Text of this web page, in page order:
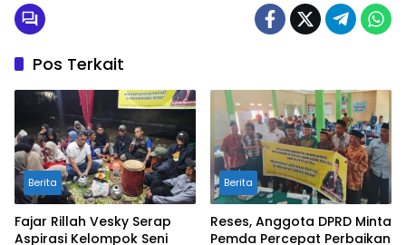
Pos Terkait
Berita
Fajar Rillah Vesky Serap
Aspirasi Kelompok Seni
Berita
Reses, Anggota DPRD Minta
Pemda Percepat Perbaikan